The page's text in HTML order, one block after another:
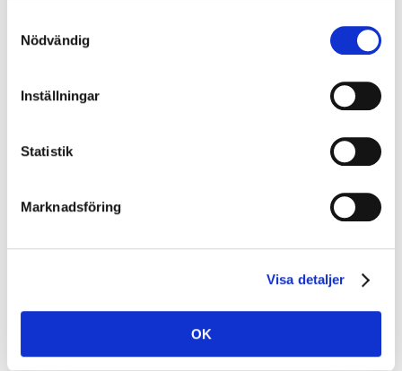
Nödvändig
Inställningar
Statistik
Marknadsföring
Visa detaljer
OK
Skär Migo®-päronen i 6 bitar och använd en
melonskopa eller kniv för att ta bort kärnan.
Skär löken i 6 bitar. Ta bort de gröna fransarna
från fänkålen och lägg dem åt sidan. Halvera
4 delar.
dem fint.
oljan och strö över rosmarin, peppar och salt.
Krydda under tiden kycklingfilén med peppar.